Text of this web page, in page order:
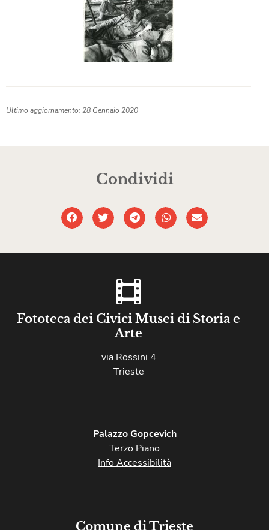
Ultimo aggiornamento: 28 Gennaio 2020
Condividi
Fototeca dei Civici Musei di Storia e
Arte
via Rossini 4
Trieste
Palazzo Gopcevich
Terzo Piano
Info Accessibilità
Comune di Trieste